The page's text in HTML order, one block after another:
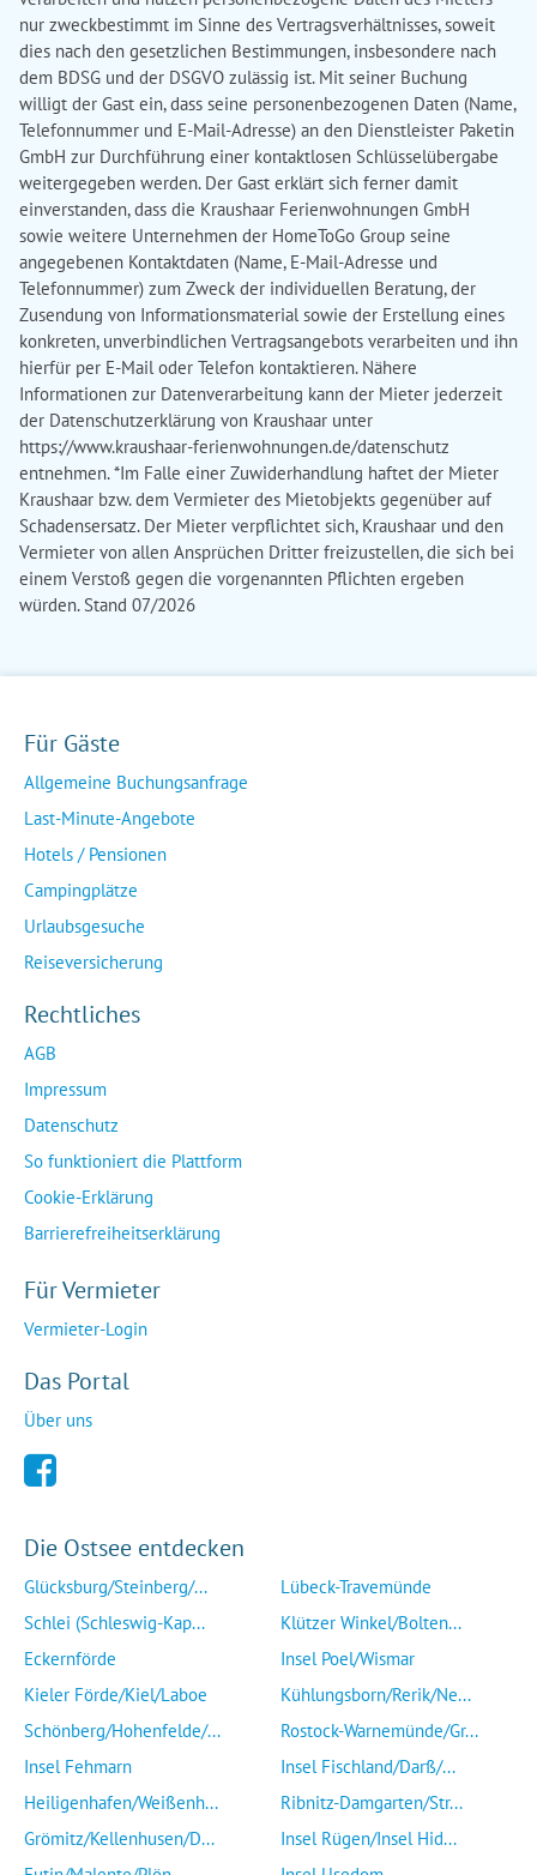
Für Gäste
Allgemeine Buchungsanfrage
Last-Minute-Angebote
Hotels / Pensionen
Campingplätze
Urlaubsgesuche
Reiseversicherung
Rechtliches
AGB
Impressum
Datenschutz
So funktioniert die Plattform
Cookie-Erklärung
Barrierefreiheitserklärung
Für Vermieter
Vermieter-Login
Das Portal
Über uns
Die Ostsee entdecken
Glücksburg/Steinberg/...
Schlei (Schleswig-Kap...
Eckernförde
Kieler Förde/Kiel/Laboe
Schönberg/Hohenfelde/...
Insel Fehmarn
Heiligenhafen/Weißenh...
Grömitz/Kellenhusen/D...
Lübeck-Travemünde
Klützer Winkel/Bolten...
Insel Poel/Wismar
Kühlungsborn/Rerik/Ne...
Rostock-Warnemünde/Gr...
Insel Fischland/Darß/...
Ribnitz-Damgarten/Str...
Insel Rügen/Insel Hid...